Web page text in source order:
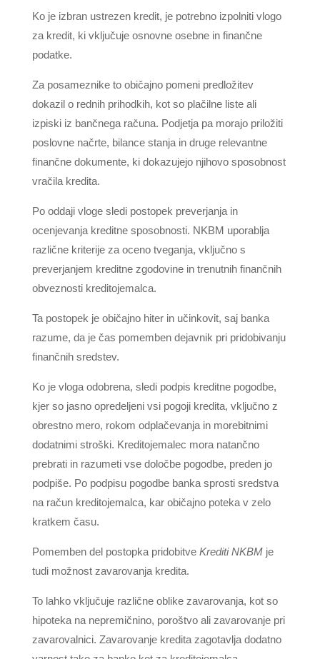
Ko je izbran ustrezen kredit, je potrebno izpolniti vlogo
za kredit, ki vključuje osnovne osebne in finančne
podatke.
Za posameznike to običajno pomeni predložitev
dokazil o rednih prihodkih, kot so plačilne liste ali
izpiski iz bančnega računa. Podjetja pa morajo priložiti
poslovne načrte, bilance stanja in druge relevantne
finančne dokumente, ki dokazujejo njihovo sposobnost
vračila kredita.
Po oddaji vloge sledi postopek preverjanja in
ocenjevanja kreditne sposobnosti. NKBM uporablja
različne kriterije za oceno tveganja, vključno s
preverjanjem kreditne zgodovine in trenutnih finančnih
obveznosti kreditojemalca.
Ta postopek je običajno hiter in učinkovit, saj banka
razume, da je čas pomemben dejavnik pri pridobivanju
finančnih sredstev.
Ko je vloga odobrena, sledi podpis kreditne pogodbe,
kjer so jasno opredeljeni vsi pogoji kredita, vključno z
obrestno mero, rokom odplačevanja in morebitnimi
dodatnimi stroški. Kreditojemalec mora natančno
prebrati in razumeti vse določbe pogodbe, preden jo
podpiše. Po podpisu pogodbe banka sprosti sredstva
na račun kreditojemalca, kar običajno poteka v zelo
kratkem času.
Pomemben del postopka pridobitve Krediti NKBMje
tudi možnost zavarovanja kredita.
To lahko vključuje različne oblike zavarovanja, kot so
hipoteka na nepremičnino, poroštvo ali zavarovanje pri
zavarovalnici. Zavarovanje kredita zagotavlja dodatno